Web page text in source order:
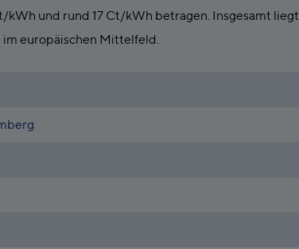
und rund 17 Ct/kWh betragen. Insgesamt liegt
europäischen Mittelfeld.